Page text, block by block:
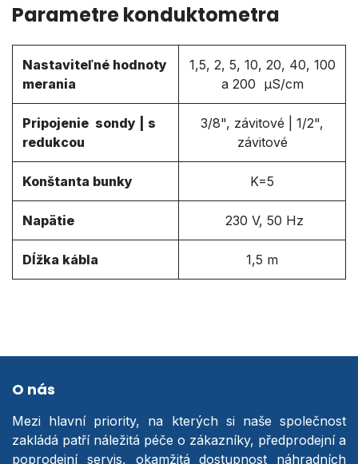
Parametre konduktometra
Nastaviteľné hodnoty
merania
1,5, 2, 5, 10, 20, 40, 100
a 200 µS/cm
Pripojenie sondy | s
redukcou
3/8", závitové 1/2",
závitové
Konštanta bunky K=5
Napätie 230 V, 50 Hz
Dĺžka kábla 1,5 m
O nás
Mezi hlavní priority, na kterých si naše společnost
zakládá patří náležitá péče o zákazníky, předprodejní a
poprodejní servis, okamžitá dostupnost náhradních